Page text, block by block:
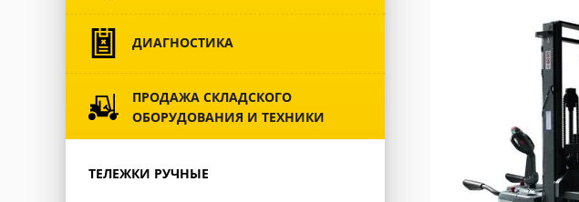
ДИАГНОСТИКА
ПРОДАЖА СКЛАДСКОГО
ОБОРУДОВАНИЯ И ТЕХНИКИ
ТЕЛЕЖКИ РУЧНЫЕ